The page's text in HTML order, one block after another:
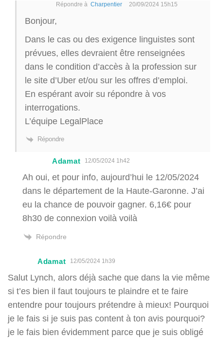
Répondre à Charpentier 20/09/2024 15h15
Bonjour,
Dans le cas ou des exigence linguistes sont
prévues, elles devraient être renseignées
dans le condition d’accès à la profession sur
le site d’Uber et/ou sur les offres d’emploi.
En espérant avoir su répondre à vos
interrogations.
L’équipe LegalPlace
Répondre
Adamat 12/05/2024 1h42
Ah oui, et pour info, aujourd’hui le 12/05/2024
dans le département de la Haute-Garonne. J’ai
eu la chance de pouvoir gagner. 6,16€ pour
8h30 de connexion voilà voilà
Répondre
Adamat 12/05/2024 1h39
Salut Lynch, alors déjà sache que dans la vie même
si t’es bien il faut toujours te plaindre et te faire
entendre pour toujours prétendre à mieux! Pourquoi
je le fais si je suis pas content à ton avis pourquoi?
je le fais bien évidemment parce que je suis obligé